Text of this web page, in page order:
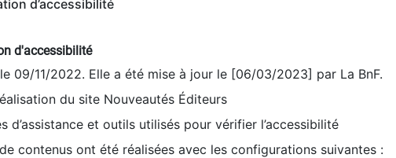
d’accessibilité
d'accessibilité
09/11/2022. Elle a été mise à jour le [06/03/2023] par La BnF.
du site Nouveautés Éditeurs
d’assistance et outils utilisés pour vérifier l’accessibilité
contenus ont été réalisées avec les configurations suivantes :